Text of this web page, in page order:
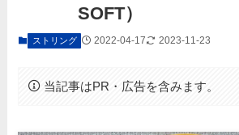
SOFT）
ストリング 2022-04-17 2023-11-23
当記事はPR・広告を含みます。